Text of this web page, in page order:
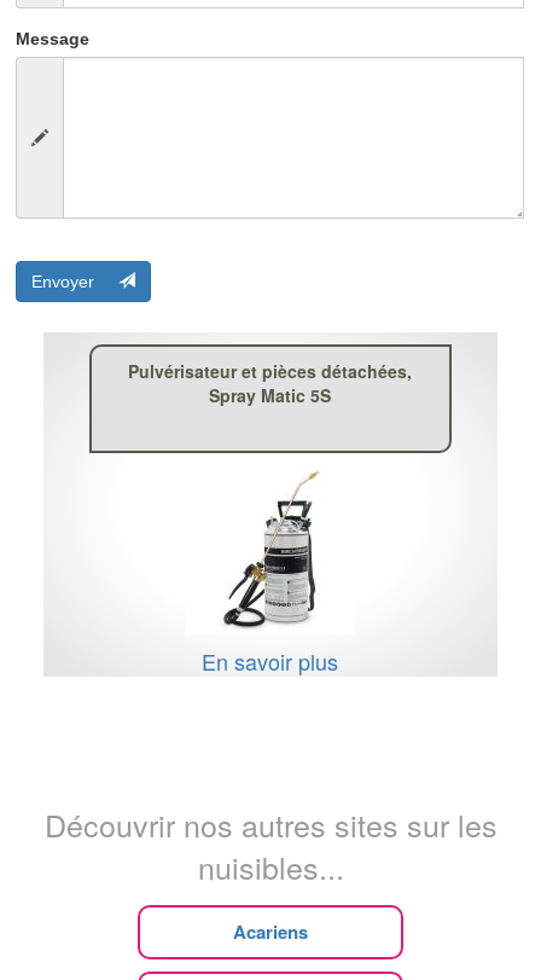
Message
Envoyer
Pulvérisateur et pièces détachées,
Spray Matic 5S
En savoir plus
Découvrir nos autres sites sur les
nuisibles...
Acariens